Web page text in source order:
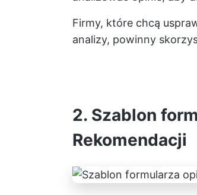
Firmy, które chcą
analizy, powinny
2. Szablon
Rekomendacji